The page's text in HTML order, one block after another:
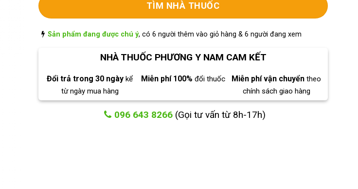
TÌM NHÀ THUỐC
Sản phẩm đang được chú ý, có 6 người thêm vào giỏ hàng & 6 người đang xem
NHÀ THUỐC PHƯƠNG Y NAM CAM KẾT
Đổi trả trong 30 ngày kể
từ ngày mua hàng
Miễn phí 100% đổi thuốc Miễn phí vận chuyển theo
chính sách giao hàng
096 643 8266 (Gọi tư vấn từ 8h-17h)